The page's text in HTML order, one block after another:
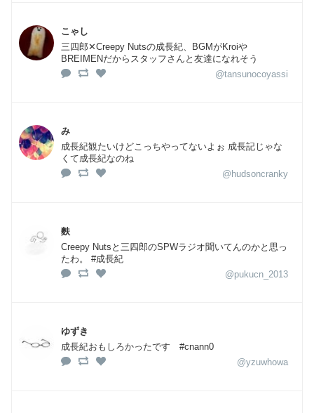
こゃし
三四郎✕Creepy Nutsの成長紀、BGMがKroiや
BREIMENだからスタッフさんと友達になれそう
@tansunocoyassi
み
成長紀観たいけどこっちやってないよぉ 成長記じゃな
くて成長紀なのね
@hudsoncranky
麩
Creepy Nutsと三四郎のSPWラジオ聞いてんのかと思っ
たわ。 #成長紀
@pukucn_2013
ゆずき
成長紀おもしろかったです #cnann0
@yzuwhowa